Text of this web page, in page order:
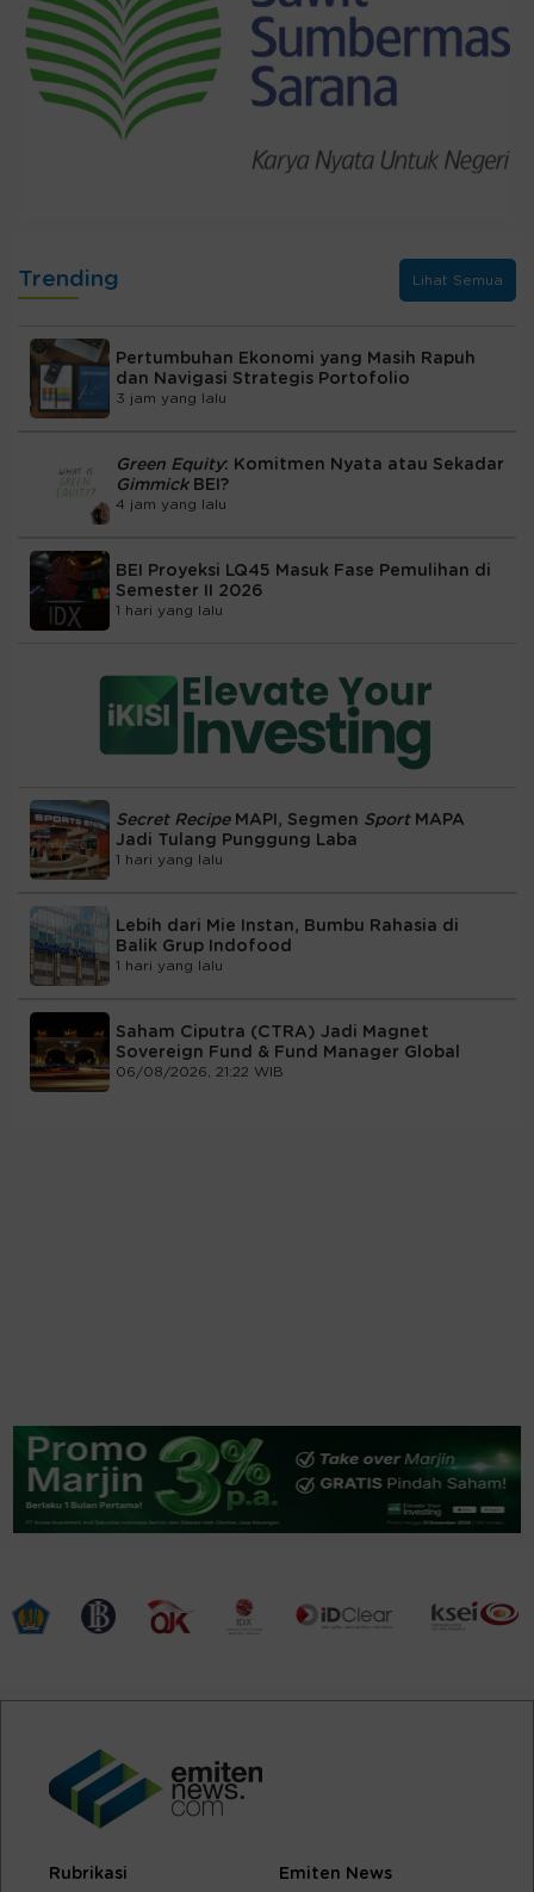
Trending Lihat Semua
Pertumbuhan Ekonomi yang Masih Rapuh
dan Navigasi Strategis Portofolio
3 jam yang lalu
Green Equity: Komitmen Nyata atau Sekadar
Gimmick BEI?
4 jam yang lalu
BEI Proyeksi LQ45 Masuk Fase Pemulihan di
Semester II 2026
1 hari yang lalu
Secret RecipeMAPI, Segmen Sport MAPA
Jadi Tulang Punggung Laba
1 hari yang lalu
Lebih dari Mie Instan, Bumbu Rahasia di
Balik Grup Indofood
1 hari yang lalu
Saham Ciputra (CTRA) Jadi Magnet
Sovereign Fund & Fund Manager Global
06/08/2026, 21:22 WIB
Rubrikasi Emiten News